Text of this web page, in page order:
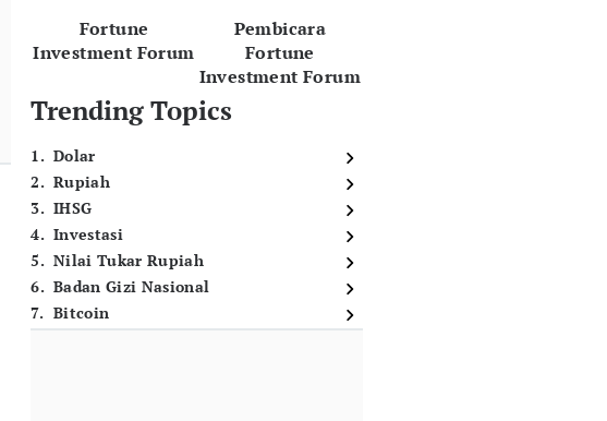
Fortune
Investment Forum
Pembicara
Fortune
Investment Forum
Trending Topics
1. Dolar
2. Rupiah
3. IHSG
4. Investasi
5. Nilai Tukar Rupiah
6. Badan Gizi Nasional
7. Bitcoin